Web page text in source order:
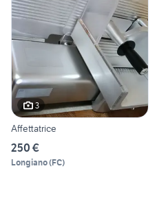
3
Affettatrice
250 €
Longiano(FC)